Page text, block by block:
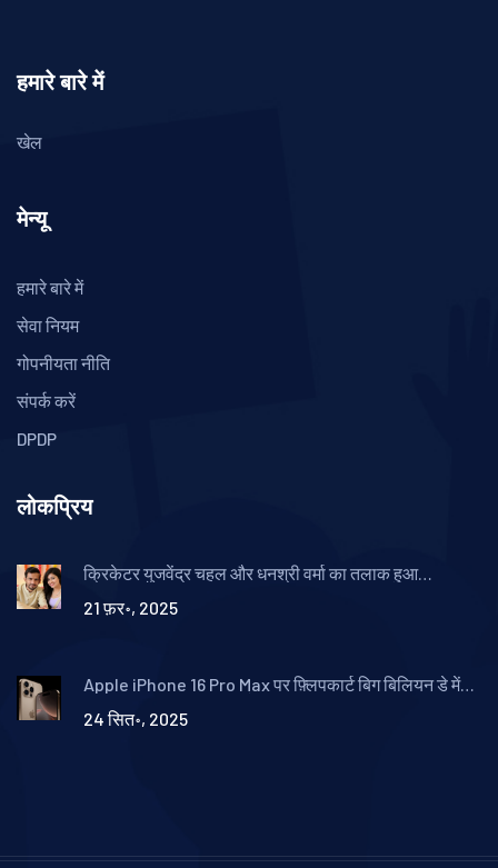
हमारे बारे में
खेल
मेन्यू
हमारे बारे में
सेवा नियम
गोपनीयता नीति
संपर्क करें
DPDP
लोकप्रिय
क्रिकेटर युजवेंद्र चहल और धनश्री वर्मा का तलाक हुआ
21 फ़र॰, 2025
Apple iPhone 16 Pro Max पर फ़्लिपकार्ट बिग बिलियन डे में
24 सित॰, 2025